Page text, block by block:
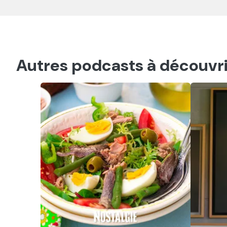
Autres podcasts à